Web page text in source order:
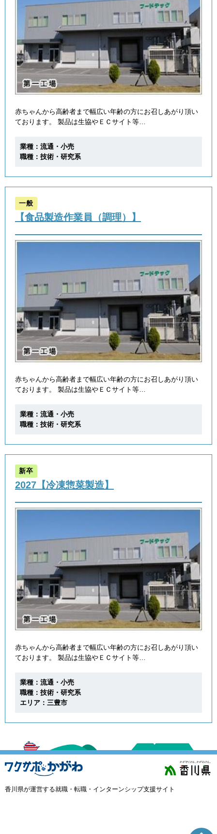
赤ちゃんから高齢者まで幅広い年齢の方にお召しあがり頂い
ております。 製品は生協やＥＣサイト等…
業種：流通・小売
職種：技術・研究系
一般
【食品製造作業員（調理）】
赤ちゃんから高齢者まで幅広い年齢の方にお召しあがり頂い
ております。 製品は生協やＥＣサイト等…
業種：流通・小売
職種：技術・研究系
新卒
2027【冷凍惣菜製造】
赤ちゃんから高齢者まで幅広い年齢の方にお召しあがり頂い
ております。 製品は生協やＥＣサイト等…
業種：流通・小売
職種：技術・研究系
エリア：三豊市
香川県が運営する就職・転職・インターンシップ支援サイト